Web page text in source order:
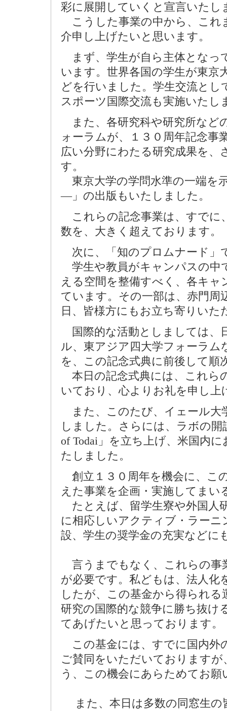
彩に展開していくと宣言いたし
こうした事業の中から、これ
介申し上げたいと思います。
まず、学生が自ら主体となっ
います。世界各国の学生が東京
どを行いました。学生交流と
スポーツ国際交流も実施いたし
また、各研究科や研究所など
ォーラムが、１３０周年記念事
広い分野にわたる研究成果を
す。
東京大学の学問水準の一端を
―」の出版もいたしました。
これらの記念事業は、すでに
数を、大きく超えております。
次に、「知のプロムナード」
学生や教員がキャンパスの中
える空間を整備すべく、各キ
ています。その一部は、赤門周
日、皆様方にもお立ち寄りい
国際的な活動としましては、
ル、東アジア四大学フォーラム
を、この記念式典に前後して順
本日の記念式典には、これら
いており、心よりお礼を申し上
また、このたび、イェール大
しました。さらには、ラボの開
of Todai」を立ち上げ、米国内
たしました。
創立１３０周年を機会に、こ
えた事業を企画・実施してまい
たとえば、留学生寮や外国人
に相応しいアクティブ・ラー
設、学生の奨学金の充実などに
言うまでもなく、これらの事
が必要です。私どもは、法人化
したが、この基金から得られ
研究の国際的な競争に勝ち抜け
てあげたいと思っております。
この基金には、すでに国内外
ご賛同をいただいております
う、この機会にあらためてお願
また、本日は多数の同窓生の